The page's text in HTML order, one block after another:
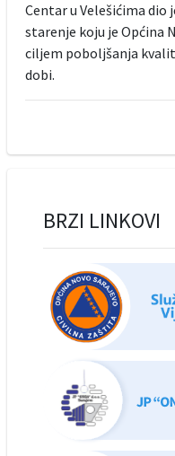
Centar u Velešićima dio
starenje koju je Općina
ciljem poboljšanja
dobi.
BRZI LINKOVI